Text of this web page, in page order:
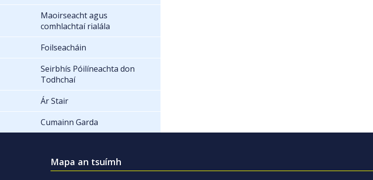
Maoirseacht agus
comhlachtaí rialála
Foilseacháin
Seirbhís Póilíneachta don
Todhchaí
Ár Stair
Cumainn Garda
Mapa an tsuímh